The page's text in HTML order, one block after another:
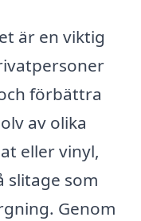
är en viktig
förbättra
av olika
eller vinyl,
slitage som
Genom